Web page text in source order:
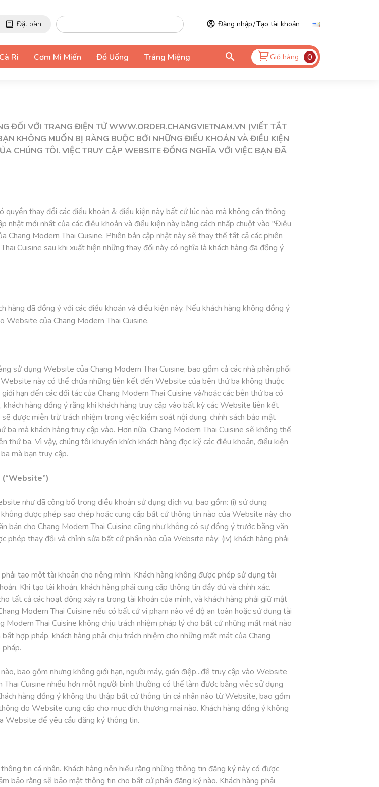
Đặt bàn Đăng nhập/Tạo tài khoản
Ri Cơm Mì Miến Đồ Uống Tráng Miệng Giỏ hàng 0
ĐỐI VỚI TRANG ĐIỆN TỬWWW.ORDER.CHANGVIETNAM.VN (VIẾT TẮT
KHÔNG MUỐN BỊ RÀNG BUỘC BỞI NHỮNG ĐIỀU KHOẢN VÀ ĐIỀU KIỆN
CHÚNG TÔI. VIỆC TRUY CẬP WEBSITE ĐỒNG NGHĨA VỚI VIỆC BẠN ĐÃ
quyền thay đổi các điều khoản & điều kiện này bất cứ lúc nào mà không cần thông
nhật mới nhất của các điều khoản và điều kiện này bằng cách nhấp chuột vào "Điều
Modern Thai Cuisine. Phiên bản cập nhật này sẽ thay thế tất cả các phiên
Cuisine sau khi xuất hiện những thay đổi này có nghĩa là khách hàng đã đồng ý
đã đồng ý với các điều khoản và điều kiện này. Nếu khách hàng không đồng ý
Website của Chang Modern Thai Cuisine.
sử dụng Website của Chang Modern Thai Cuisine, bao gồm cả các nhà phân phối
này có thể chứa những liên kết đến Website của bên thứ ba không thuộc
hạn đến các đối tác của Chang Modern Thai Cuisine và/hoặc các bên thứ ba có
hàng đồng ý rằng khi khách hàng truy cập vào bất kỳ các Website liên kết
được miễn trừ trách nhiệm trong việc kiểm soát nội dung, chính sách bảo mật
mà khách hàng truy cập vào. Hơn nữa, Chang Modern Thai Cuisine sẽ không thể
ba. Vì vậy, chúng tôi khuyến khích khách hàng đọc kỹ các điều khoản, điều kiện
mà bạn truy cập.
như đã công bố trong điều khoản sử dụng dịch vụ, bao gồm: (i) sử dụng
được phép sao chép hoặc cung cấp bất cứ thông tin nào của Website này cho
bản cho Chang Modern Thai Cuisine cũng như không có sự đồng ý trước bằng văn
phép thay đổi và chỉnh sửa bất cứ phần nào của Website này; (iv) khách hàng phải
tạo một tài khoản cho riêng mình. Khách hàng không được phép sử dụng tài
Khi tạo tài khoản, khách hàng phải cung cấp thông tin đầy đủ và chính xác.
tất cả các hoạt động xảy ra trong tài khoản của mình, và khách hàng phải giữ mật
Modern Thai Cuisine nếu có bất cứ vi phạm nào về độ an toàn hoặc sử dụng tài
Modern Thai Cuisine không chịu trách nhiệm pháp lý cho bất cứ những mất mát nào
hợp pháp, khách hàng phải chịu trách nhiệm cho những mất mát của Chang
bao gồm nhưng không giới hạn, người máy, gián điệp...để truy cập vào Website
Cuisine nhiều hơn một người bình thường có thể làm được bằng việc sử dụng
hàng đồng ý không thu thập bất cứ thông tin cá nhân nào từ Website, bao gồm
do Website cung cấp cho mục đích thương mại nào. Khách hàng đồng ý không
Website để yêu cầu đăng ký thông tin.
tin cá nhân. Khách hàng nên hiểu rằng những thông tin đăng ký này có được
bảo rằng sẽ bảo mật thông tin cho bất cứ phần đăng ký nào. Khách hàng phải